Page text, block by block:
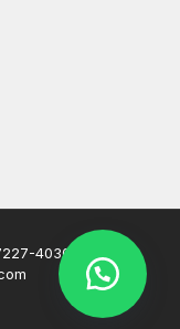
4030 | Email: